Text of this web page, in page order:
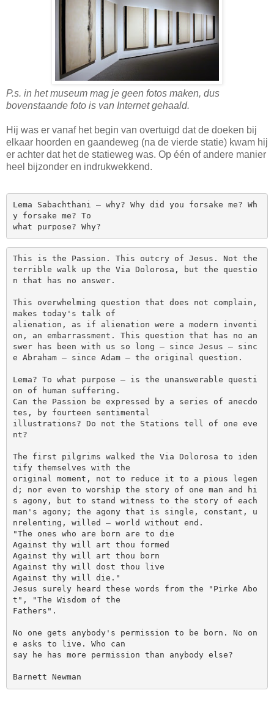
P.s. in het museum mag je geen fotos maken, dus
bovenstaande foto is van Internet gehaald.
Hij was er vanaf het begin van overtuigd dat de doeken bij
elkaar hoorden en gaandeweg (na de vierde statie) kwam hij
er achter dat het de statieweg was. Op één of andere manier
heel bijzonder en indrukwekkend.
Lema Sabachthani — why? Why did you forsake me? Wh
y forsake me? To
what purpose? Why?
This is the Passion. This outcry of Jesus. Not the
terrible walk up the Via Dolorosa, but the questio
n that has no answer.
This overwhelming question that does not complain,
makes today's talk of
alienation, as if alienation were a modern inventi
on, an embarrassment. This question that has no an
swer has been with us so long — since Jesus — sinc
e Abraham — since Adam — the original question.
Lema? To what purpose — is the unanswerable questi
on of human suffering.
Can the Passion be expressed by a series of anecdo
tes, by fourteen sentimental
illustrations? Do not the Stations tell of one eve
nt?
The first pilgrims walked the Via Dolorosa to iden
tify themselves with the
original moment, not to reduce it to a pious legen
d; nor even to worship the story of one man and hi
s agony, but to stand witness to the story of each
man's agony; the agony that is single, constant, u
nrelenting, willed — world without end.
"The ones who are born are to die
Against thy will art thou formed
Against thy will art thou born
Against thy will dost thou live
Against thy will die."
Jesus surely heard these words from the "Pirke Abo
t", "The Wisdom of the
Fathers".
No one gets anybody's permission to be born. No on
e asks to live. Who can
say he has more permission than anybody else?